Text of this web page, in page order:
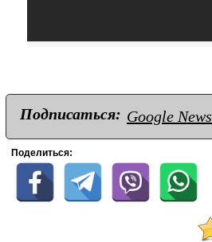
Подписаться: Google News
Поделиться: